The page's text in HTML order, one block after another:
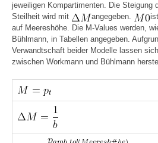
jeweiligen Kompartimenten. Die Steigung
Steilheit wird mit
angegeben.
auf Meereshöhe. Die M-Values werden,
Bühlmann, in Tabellen angegeben.
Verwandtschaft beider Modelle lassen
zwischen Workmann und Bühlmann